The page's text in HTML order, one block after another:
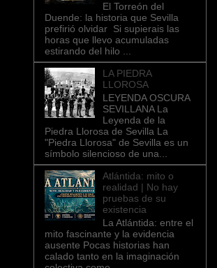
El Torreón del
Duende: la historia que Sevilla
prefirió olvidar Si supierais las
horas que llevo acumuladas
estirando del hilo ...
LA PIEDRA
LLOROSA
LEYENDA OSCURA
SEVILLANA La
Leyenda de la
Piedra Llorosa de Sevilla La
"Piedra Llorosa" de Sevilla es un
símbolo silencioso de una...
Atlántida: mito o
realidad | No hay
pruebas de su
existencia
La Atlántida: entre el
mito fascinante y la evidencia
ausente Pocas historias han
calado tanto en la imaginación